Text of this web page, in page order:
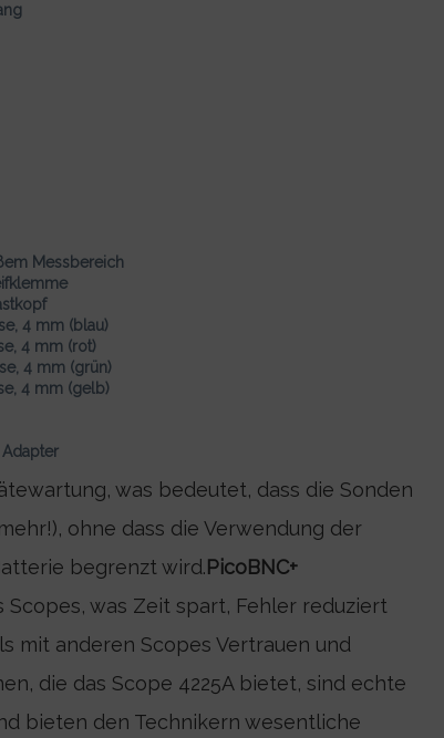
Messbereich
4 mm (blau)
4 mm (rot)
4 mm (grün)
4 mm (gelb)
was bedeutet, dass die Sonden
ohne dass die Verwendung der
begrenzt wird. PicoBNC+
was Zeit spart, Fehler reduziert
mit anderen Scopes Vertrauen und
die das Scope 4225A bietet, sind echte
bieten den Technikern wesentliche